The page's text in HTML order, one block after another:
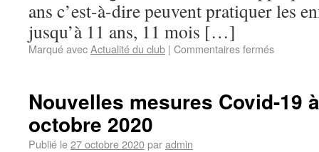
ans c’est-à-dire peuvent pratiquer les
jusqu’à 11 ans, 11 mois […]
Marqué avecActualité du club | Commentaires fermés
Nouvelles mesures Covid-19
octobre 2020
Publié le27 octobre 2020paradmin